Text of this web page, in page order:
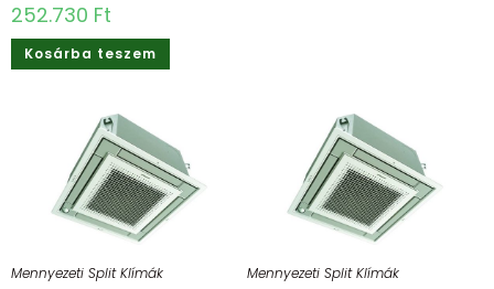
252.730 Ft
Kosárba teszem
Mennyezeti Split Klímák Mennyezeti Split Klímák